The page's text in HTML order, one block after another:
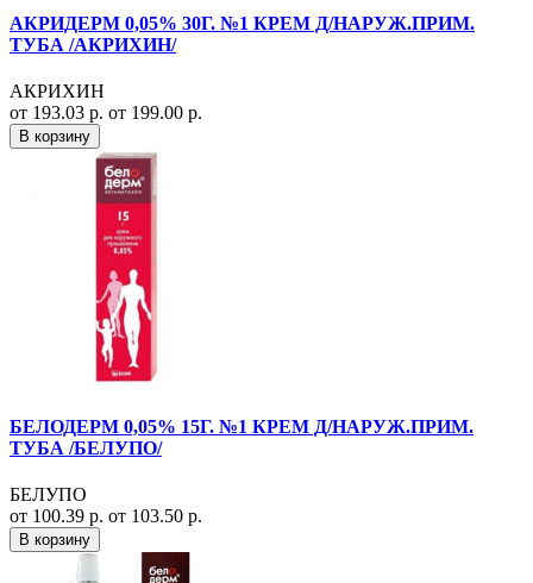
АКРИДЕРМ 0,05% 30Г. №1 КРЕМ Д/НАРУЖ.ПРИМ.
ТУБА /АКРИХИН/
АКРИХИН
от 193.03 р. от 199.00 р.
В корзину
БЕЛОДЕРМ 0,05% 15Г. №1 КРЕМ Д/НАРУЖ.ПРИМ.
ТУБА /БЕЛУПО/
БЕЛУПО
от 100.39 р. от 103.50 р.
В корзину